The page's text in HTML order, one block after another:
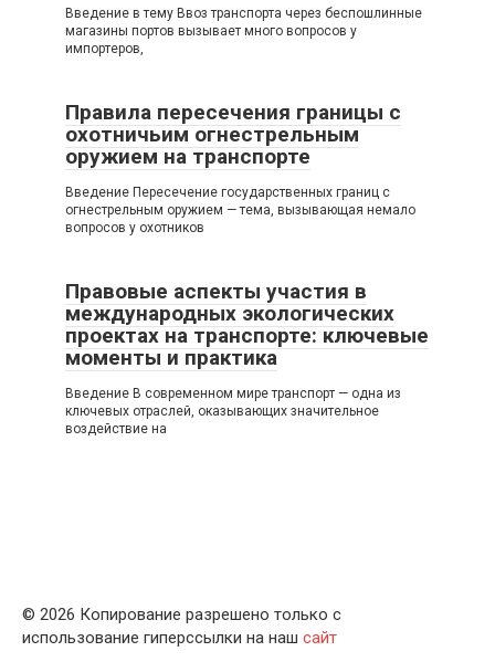
Введение в тему Ввоз транспорта через беспошлинные
магазины портов вызывает много вопросов у
импортеров,
Правила пересечения границы с
охотничьим огнестрельным
оружием на транспорте
Введение Пересечение государственных границ с
огнестрельным оружием — тема, вызывающая немало
вопросов у охотников
Правовые аспекты участия в
международных экологических
проектах на транспорте: ключевые
моменты и практика
Введение В современном мире транспорт — одна из
ключевых отраслей, оказывающих значительное
воздействие на
© 2026 Копирование разрешено только с
использование гиперссылки на наш сайт